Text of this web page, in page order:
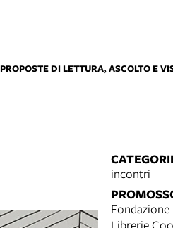
PROPOSTE DI LETTURA, ASCOLTO E
incontri
Fondazione